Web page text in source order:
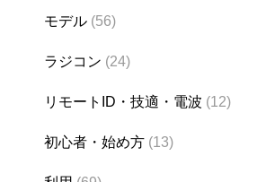
モデル (56)
ラジコン (24)
リモートID・技適・電波 (12)
初心者・始め方 (13)